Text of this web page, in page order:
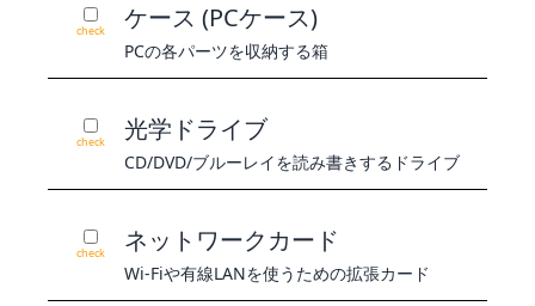
check ケース (PCケース)
PCの各パーツを収納する箱
check 光学ドライブ
CD/DVD/ブルーレイを読み書きするドライブ
check ネットワークカード
Wi-Fiや有線LANを使うための拡張カード